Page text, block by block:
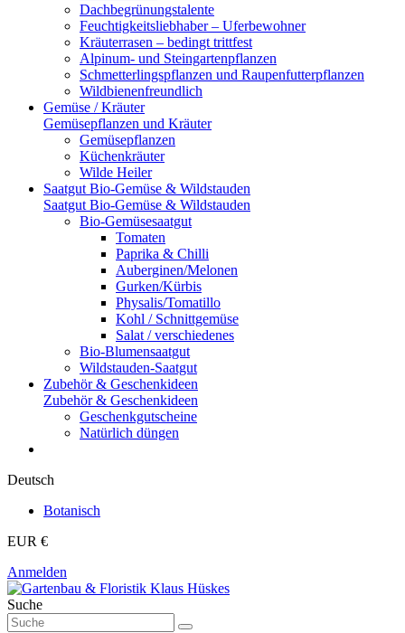
Dachbegrünungstalente
Feuchtigkeitsliebhaber – Uferbewohner
Kräuterrasen – bedingt trittfest
Alpinum- und Steingartenpflanzen
Schmetterlingspflanzen und Raupenfutterpflanzen
Wildbienenfreundlich
Gemüse / Kräuter
Gemüsepflanzen und Kräuter
Gemüsepflanzen
Küchenkräuter
Wilde Heiler
Saatgut Bio-Gemüse & Wildstauden
Saatgut Bio-Gemüse & Wildstauden
Bio-Gemüsesaatgut
Tomaten
Paprika & Chilli
Auberginen/Melonen
Gurken/Kürbis
Physalis/Tomatillo
Kohl / Schnittgemüse
Salat / verschiedenes
Bio-Blumensaatgut
Wildstauden-Saatgut
Zubehör & Geschenkideen
Zubehör & Geschenkideen
Geschenkgutscheine
Natürlich düngen
Deutsch
Botanisch
EUR €
Anmelden
Suche